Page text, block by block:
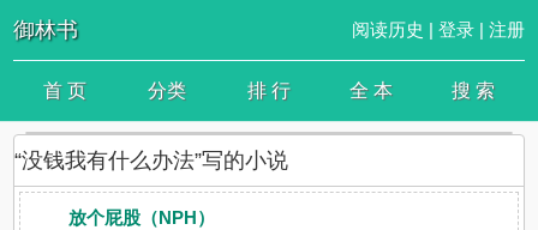
御林书 阅读历史 | 登录| 注册
首 页 分类 排 行 全 本 搜 索
“没钱我有什么办法”写的小说
放个屁股（NPH）